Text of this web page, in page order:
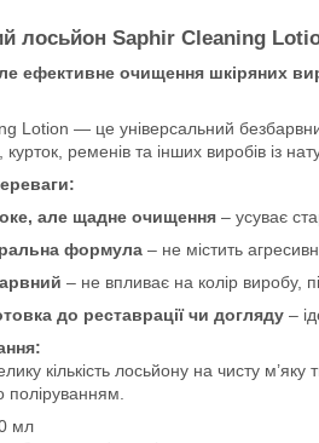
лосьйон Saphir Cleaning
ефективне очищення шкіряних
Lotion — це універсальний
курток, ременів та інших виробів із
але щадне очищення – усуває
формула – не містить
– не впливає на колір виробу,
до реставрації чи догляду –
кількість лосьйону на чисту
мл